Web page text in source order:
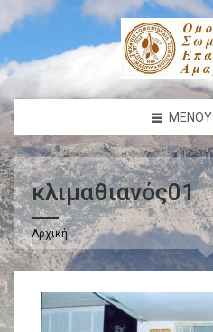
ΜΕΝΟΎ
κλιμαθιανός01
Αρχική